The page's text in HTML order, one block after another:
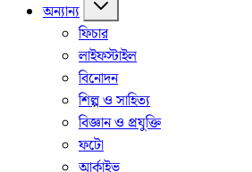
অন্যান্য
ফিচার
লাইফস্টাইল
বিনোদন
শিল্প ও সাহিত্য
বিজ্ঞান ও প্রযুক্তি
ফটো